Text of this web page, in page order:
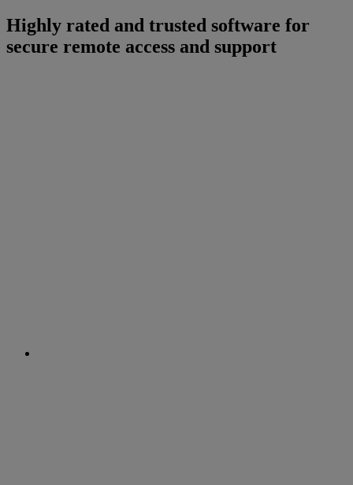
Highly rated and trusted software for
secure remote access and support